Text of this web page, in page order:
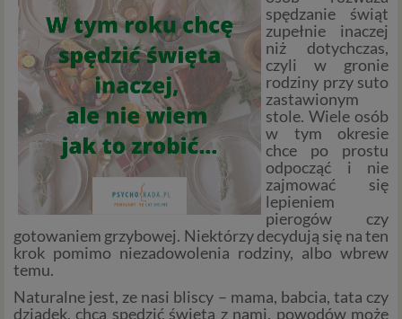
spędzanie świąt
zupełnie inaczej
niż dotychczas,
czyli w gronie
rodziny przy suto
zastawionym
stole. Wiele osób
w tym okresie
chce po prostu
odpocząć i nie
zajmować się
lepieniem
pierogów czy
gotowaniem grzybowej. Niektórzy decydują się na ten
krok pomimo niezadowolenia rodziny, albo wbrew
temu.
Naturalne jest, ze nasi bliscy – mama, babcia, tata czy
dziadek, chcą spędzić święta z nami, powodów może